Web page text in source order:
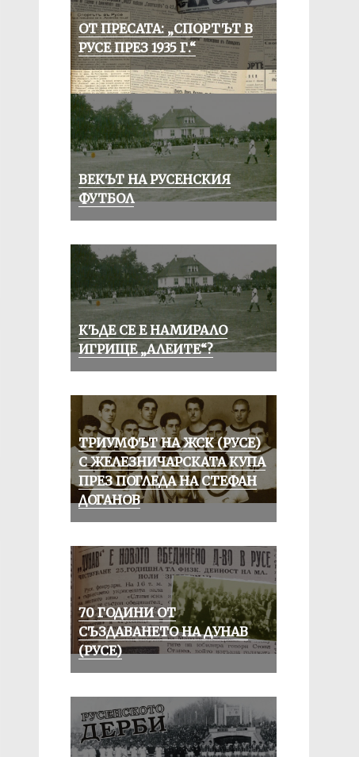
ОТ ПРЕСАТА: „СПОРТЪТ В
РУСЕ ПРЕЗ 1935 Г.“
ВЕКЪТ НА РУСЕНСКИЯ
ФУТБОЛ
КЪДЕ СЕ Е НАМИРАЛО
ИГРИЩЕ „АЛЕИТЕ“?
ТРИУМФЪТ НА ЖСК (РУСЕ)
С ЖЕЛЕЗНИЧАРСКАТА КУПА
ПРЕЗ ПОГЛЕДА НА СТЕФАН
ДОГАНОВ
70 ГОДИНИ ОТ
СЪЗДАВАНЕТО НА ДУНАВ
(РУСЕ)